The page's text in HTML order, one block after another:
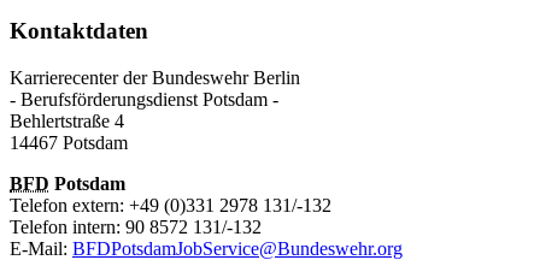
Kontaktdaten
Karrierecenter der Bundeswehr Berlin
- Berufsförderungsdienst Potsdam -
Behlertstraße 4
14467 Potsdam
BFD Potsdam
Telefon extern: +49 (0)331 2978 131/-132
Telefon intern: 90 8572 131/-132
E-Mail: BFDPotsdamJobService@Bundeswehr.org